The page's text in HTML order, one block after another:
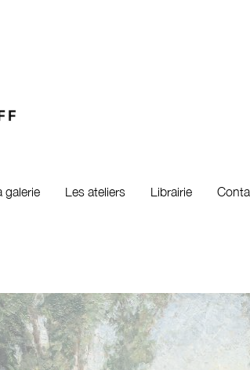
galerie Les ateliers Librairie